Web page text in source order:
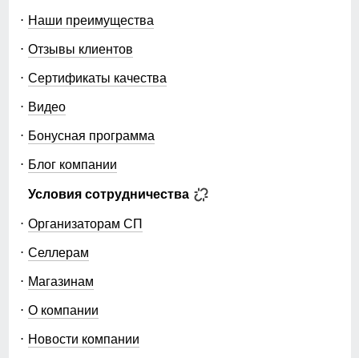
Наши преимущества
Отзывы клиентов
Сертификаты качества
Видео
Бонусная программа
Блог компании
Условия сотрудничества
Организаторам СП
Селлерам
Магазинам
О компании
Новости компании